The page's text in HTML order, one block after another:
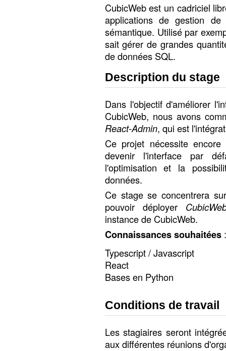
CubicWeb est un cadriciel
applications de gestion
sémantique. Utilisé par
sait gérer de grandes
de données SQL.
Description du stage
Dans l'objectif d'améliorer
CubicWeb, nous avons
React-Admin, qui est
Ce projet nécessite
devenir l'interface par
l'optimisation et la
données.
Ce stage se concentrera
pouvoir déployer
instance de CubicWeb.
Connaissances souhaitées:
Typescript / Javascript
React
Bases en Python
Conditions de travail
Les stagiaires seront
aux différentes réunions